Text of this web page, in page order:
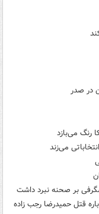
در صدر
رنگ می‌بازد
می‌زند
بر صحنه نبرد داشت
قتل حمیدرضا رجب زاده